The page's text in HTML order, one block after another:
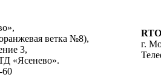
ветка №8),
3,
«Ясенево».
60
г.